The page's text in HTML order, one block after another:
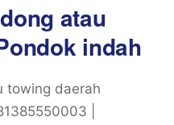
atau
indah
towing daerah
|